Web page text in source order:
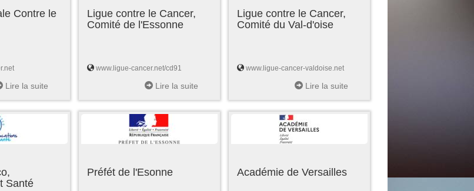
Contre le
Lire la suite
Ligue contre le Cancer,
Comité de l'Essonne
www.ligue-cancer.net/cd91
Lire la suite
Ligue contre le Cancer,
Comité du Val-d'oise
www.ligue-cancer-valdoise.net
Lire la suite
Santé
Préfét de l'Esonne Académie de Versailles